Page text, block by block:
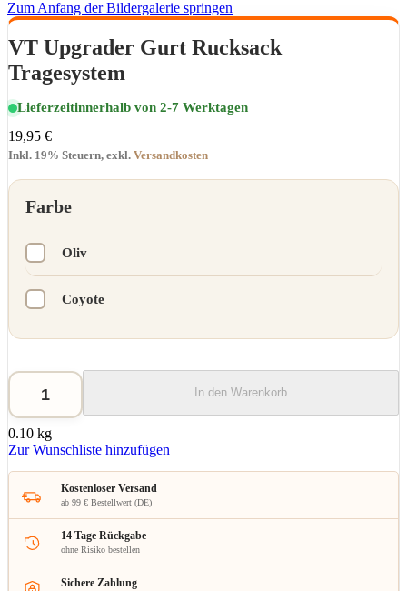
Zum Anfang der Bildergalerie springen
VT Upgrader Gurt Rucksack
Tragesystem
Lieferzeitinnerhalb von 2-7 Werktagen
19,95 €
Inkl. 19% Steuern, exkl. Versandkosten
Farbe
Oliv
Coyote
In den Warenkorb
0.10 kg
Zur Wunschliste hinzufügen
Kostenloser Versand
ab 99 € Bestellwert (DE)
14 Tage Rückgabe
ohne Risiko bestellen
Sichere Zahlung